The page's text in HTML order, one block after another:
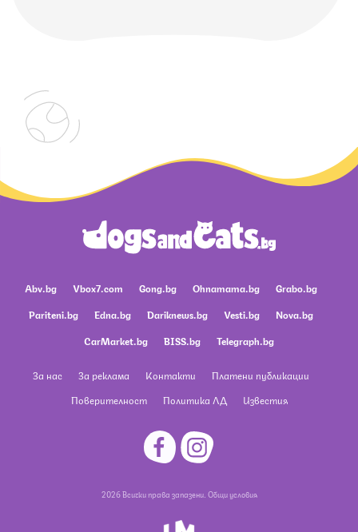
Abv.bg Vbox7.com Gong.bg Ohnamama.bg
Grabo.bg
Pariteni.bg
Edna.bg Dariknews.bg Vesti.bg
Nova.bg
CarMarket.bg
BISS.bg Telegraph.bg
За нас За реклама Контакти
Платени публикации
Поверителност
Политика ЛД Известия
2026 Всички права запазени. Общи условия